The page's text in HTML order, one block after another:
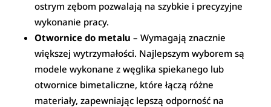
ostrym zębom pozwalają na szybkie i precyzyjne
wykonanie pracy.
Otwornice do metalu – Wymagają znacznie
większej wytrzymałości. Najlepszym wyborem są
modele wykonane z węglika spiekanego lub
otwornice bimetaliczne, które łączą różne
materiały, zapewniając lepszą odporność na